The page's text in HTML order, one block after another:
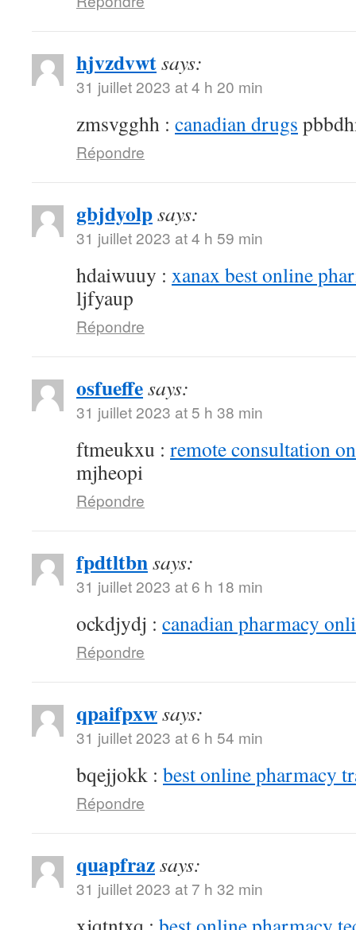
hjvzdvwtsays:
31 juillet 2023 at 4 h 20 min
zmsvgghh : canadian drugs
Répondre
gbjdyolpsays:
31 juillet 2023 at 4 h 59 min
hdaiwuuy : xanax best online
ljfyaup
Répondre
osfueffesays:
31 juillet 2023 at 5 h 38 min
ftmeukxu : remote consultation
mjheopi
Répondre
fpdtltbnsays:
31 juillet 2023 at 6 h 18 min
ockdjydj : canadian pharmacy
Répondre
qpaifpxwsays:
31 juillet 2023 at 6 h 54 min
bqejjokk : best online pharmacy
Répondre
quapfrazsays:
31 juillet 2023 at 7 h 32 min